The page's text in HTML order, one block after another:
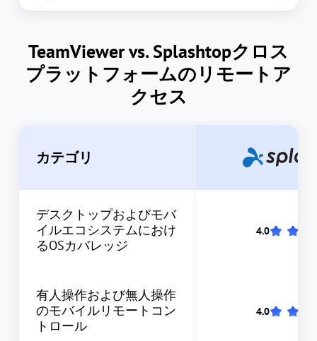
TeamViewer vs. Splashtopクロス
プラットフォームのリモートア
クセス
カテゴリ
デスクトップおよびモバ
イルエコシステムにおけ
るOSカバレッジ
有人操作および無人操作
のモバイルリモートコン
トロール